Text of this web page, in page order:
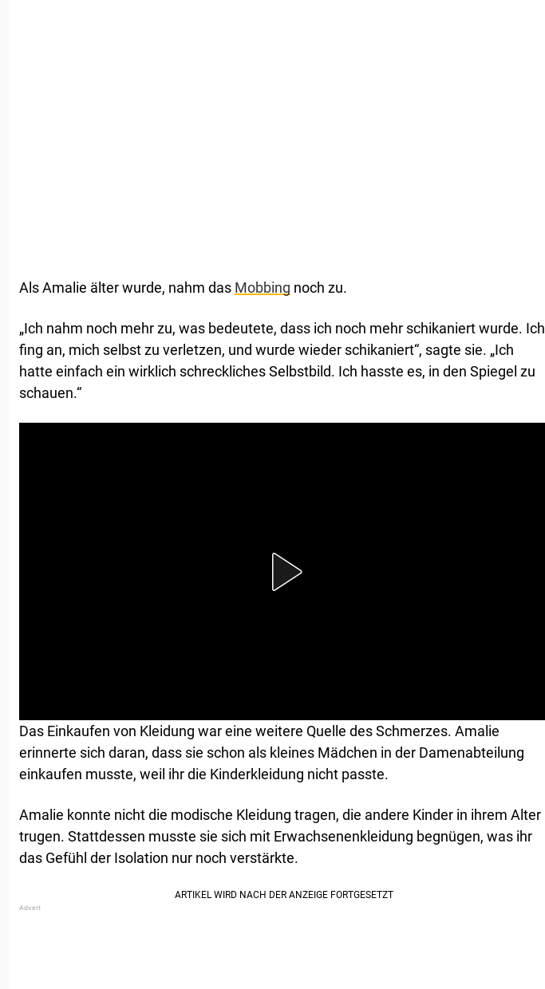
Als Amalie älter wurde, nahm das Mobbing noch zu.
„Ich nahm noch mehr zu, was bedeutete, dass ich noch mehr schikaniert wurde. Ich
fing an, mich selbst zu verletzen, und wurde wieder schikaniert“, sagte sie. „Ich
hatte einfach ein wirklich schreckliches Selbstbild. Ich hasste es, in den Spiegel zu
schauen.“
Das Einkaufen von Kleidung war eine weitere Quelle des Schmerzes. Amalie
erinnerte sich daran, dass sie schon als kleines Mädchen in der Damenabteilung
einkaufen musste, weil ihr die Kinderkleidung nicht passte.
Amalie konnte nicht die modische Kleidung tragen, die andere Kinder in ihrem Alter
trugen. Stattdessen musste sie sich mit Erwachsenenkleidung begnügen, was ihr
das Gefühl der Isolation nur noch verstärkte.